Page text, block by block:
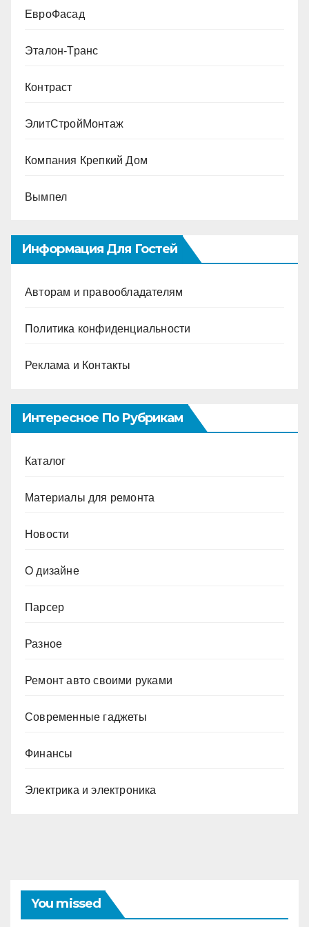
ЕвроФасад
Эталон-Транс
Контраст
ЭлитСтройМонтаж
Компания Крепкий Дом
Вымпел
Информация Для Гостей
Авторам и правообладателям
Политика конфиденциальности
Реклама и Контакты
Интересное По Рубрикам
Каталог
Материалы для ремонта
Новости
О дизайне
Парсер
Разное
Ремонт авто своими руками
Современные гаджеты
Финансы
Электрика и электроника
You missed